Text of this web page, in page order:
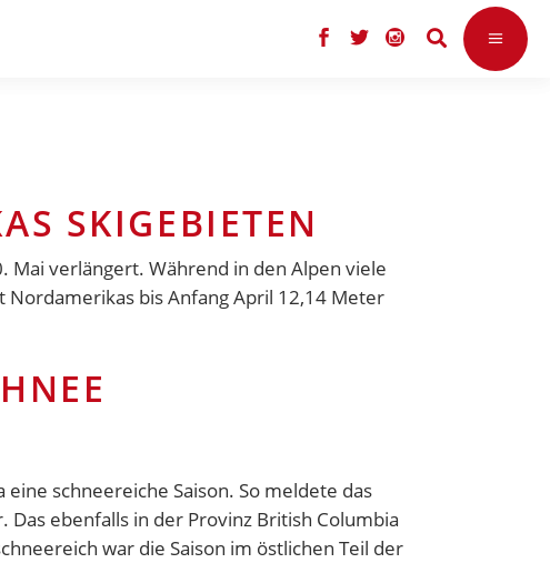
SKIGEBIETEN
Mai verlängert. Während in den Alpen viele
bis Anfang April 12,14 Meter
schneereiche Saison. So meldete das
ebenfalls in der Provinz British Columbia
war die Saison im östlichen Teil der